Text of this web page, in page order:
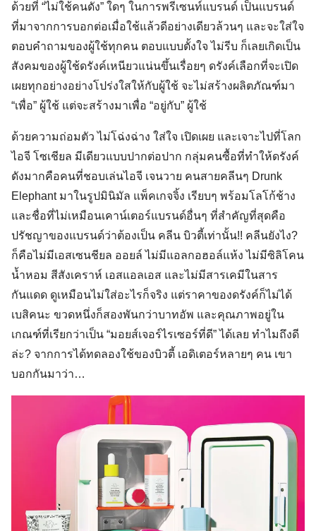
ด้วยที่ “ไม่ใช้คนดัง” ใดๆ ในการพรีเซนท์แบรนด์ เป็นแบรนด์
ที่มาจากการบอกต่อเมื่อใช้แล้วดีอย่างเดียวล้วนๆ และจะใส่ใจ
ตอบคำถามของผู้ใช้ทุกคน ตอบแบบตั้งใจ ไม่รีบ ก็เลยเกิดเป็น
สังคมของผู้ใช้ดรังค์เหนียวแน่นขึ้นเรื่อยๆ ดรังค์เลือกที่จะเปิด
เผยทุกอย่างอย่างโปร่งใสให้กับผู้ใช้ จะไม่สร้างผลิตภัณฑ์มา
“เพื่อ” ผู้ใช้ แต่จะสร้างมาเพื่อ “อยู่กับ” ผู้ใช้
ด้วยความถ่อมตัว ไม่โฉ่งฉ่าง ใส่ใจ เปิดเผย และเจาะไปที่โลก
ไอจี โซเชียล มีเดียวแบบปากต่อปาก กลุ่มคนซื้อที่ทำให้ดรังค์
ดังมากคือคนที่ชอบเล่นไอจี เจนวาย คนสายคลีนๆ Drunk
Elephant มาในรูปมินิมัล แพ็คเกจจิ้ง เรียบๆ พร้อมโลโก้ช้าง
และชื่อที่ไม่เหมือนเคาน์เตอร์แบรนด์อื่นๆ ที่สำคัญที่สุดคือ
ปรัชญาของแบรนด์ว่าต้องเป็น คลีน บิวตี้เท่านั้น!! คลีนยังไง?
ก็คือไม่มีเอสเซนชียล ออยล์ ไม่มีแอลกอฮอล์แห้ง ไม่มีซิลิโคน
น้ำหอม สีสังเคราห์ เอสแอลเอส และไม่มีสารเคมีในสาร
กันแดด ดูเหมือนไม่ใส่อะไรก็จริง แต่ราคาของดรังค์ก็ไม่ได้
เบสิคนะ ขวดหนึ่งก็สองพันกว่าบาทอัพ และคุณภาพอยู่ใน
เกณฑ์ที่เรียกว่าเป็น “มอยส์เจอร์ไรเซอร์ที่ดี” ได้เลย ทำไมถึงดี
ล่ะ? จากการได้ทดลองใช้ของบิวตี้ เอดิเตอร์หลายๆ คน เขา
บอกกันมาว่า…